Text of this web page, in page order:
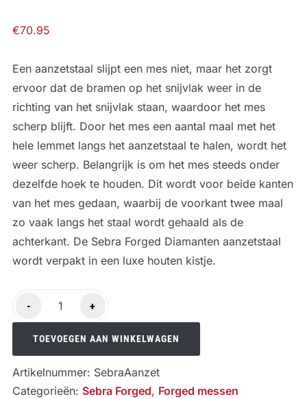
gebaseerd
€70.95
Een aanzetstaal slijpt een mes niet, maar het zorgt
ervoor dat de bramen op het snijvlak weer in de
richting van het snijvlak staan, waardoor het mes
scherp blijft. Door het mes een aantal maal met het
hele lemmet langs het aanzetstaal te halen, wordt het
weer scherp. Belangrijk is om het mes steeds onder
dezelfde hoek te houden. Dit wordt voor beide kanten
van het mes gedaan, waarbij de voorkant twee maal
zo vaak langs het staal wordt gehaald als de
achterkant. De Sebra Forged Diamanten aanzetstaal
wordt verpakt in een luxe houten kistje.
-
Forged
Diamanten
aanzetstaal
aantal
+
TOEVOEGEN AAN WINKELWAGEN
Artikelnummer: SebraAanzet
Categorieën: Sebra Forged, Forged messen